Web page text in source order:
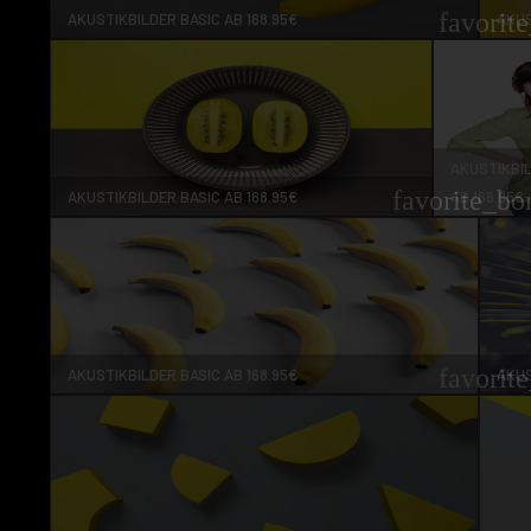
AKUSTIKBILDER BASIC AB 168.95€
AKUSTIKBILDER BASIC AB 168.95€
AB 168.95€
AKUSTIKBILDER BASIC AB 168.95€